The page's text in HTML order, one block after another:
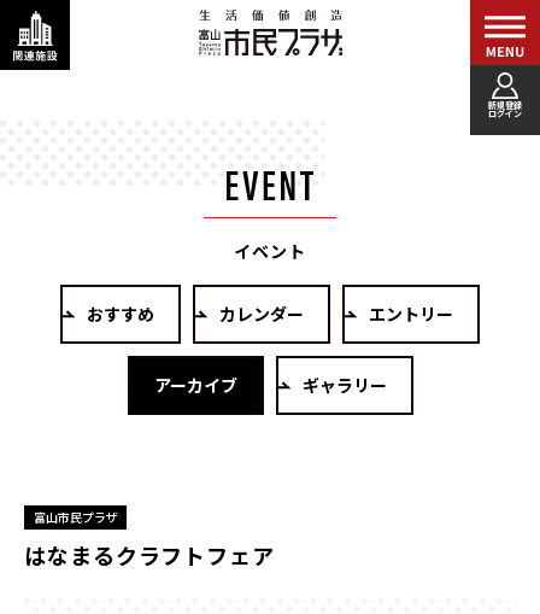
新規登録
ログイン
イベント
おすすめ カレンダー エントリー
アーカイブ ギャラリー
はなまるクラフトフェア
富山市民プラザ